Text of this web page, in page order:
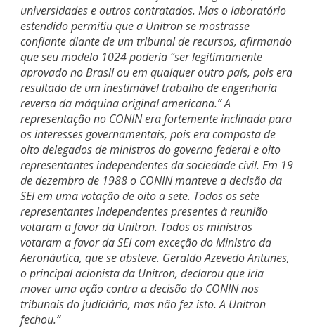
universidades e outros contratados. Mas o laboratório
estendido permitiu que a Unitron se mostrasse
confiante diante de um tribunal de recursos, afirmando
que seu modelo 1024 poderia “ser legitimamente
aprovado no Brasil ou em qualquer outro país, pois era
resultado de um inestimável trabalho de engenharia
reversa da máquina original americana.” A
representação no CONIN era fortemente inclinada para
os interesses governamentais, pois era composta de
oito delegados de ministros do governo federal e oito
representantes independentes da sociedade civil. Em 19
de dezembro de 1988 o CONIN manteve a decisão da
SEI em uma votação de oito a sete. Todos os sete
representantes independentes presentes à reunião
votaram a favor da Unitron. Todos os ministros
votaram a favor da SEI com exceção do Ministro da
Aeronáutica, que se absteve. Geraldo Azevedo Antunes,
o principal acionista da Unitron, declarou que iria
mover uma ação contra a decisão do CONIN nos
tribunais do judiciário, mas não fez isto. A Unitron
fechou.”